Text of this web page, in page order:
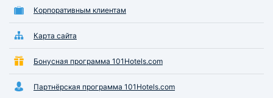
Корпоративным клиентам
Карта сайта
Бонусная программа 101Hotels.com
Партнёрская программа 101Hotels.com